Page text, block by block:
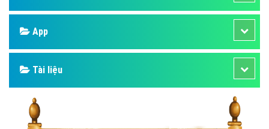
App
Tài liệu